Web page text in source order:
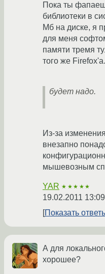
Пока ты
библиотеки в
Мб на диске, я
для меня
памяти тремя
того же Firefox'a.
будет надо.
Из-за
внезапно
мышевозным
YAR ★★★★★
19.02.2011
Показать
А для
хорошее?